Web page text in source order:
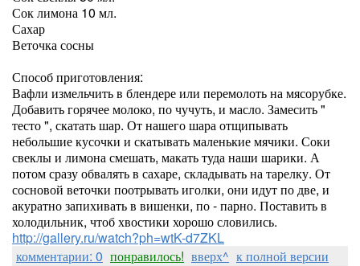
Сок лимона 10 мл.
Сахар
Веточка сосны
Способ приготовления:
Вафли измельчить в блендере или перемолоть на мясорубке.
Добавить горячее молоко, по чучуть, и масло. Замесить "
тесто ", скатать шар. От нашего шара отщипывать
небольшие кусочки и скатывать маленькие мячики. Соки
свеклы и лимона смешать, макать туда наши шарики. А
потом сразу обвалять в сахаре, складывать на тарелку. От
сосновой веточки поотрывать иголки, они идут по две, и
акуратно запихивать в вишенки, по - парно. Поставить в
холодильник, чтоб хвостики хорошо словились.
http://gallery.ru/watch?ph=wtK-d7ZKL
комментарии: 0 понравилось! вверх^ к полной версии